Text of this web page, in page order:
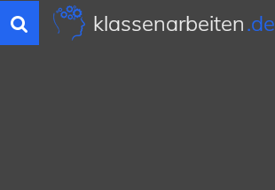
Toggle
navigation
klassenarbeiten.de